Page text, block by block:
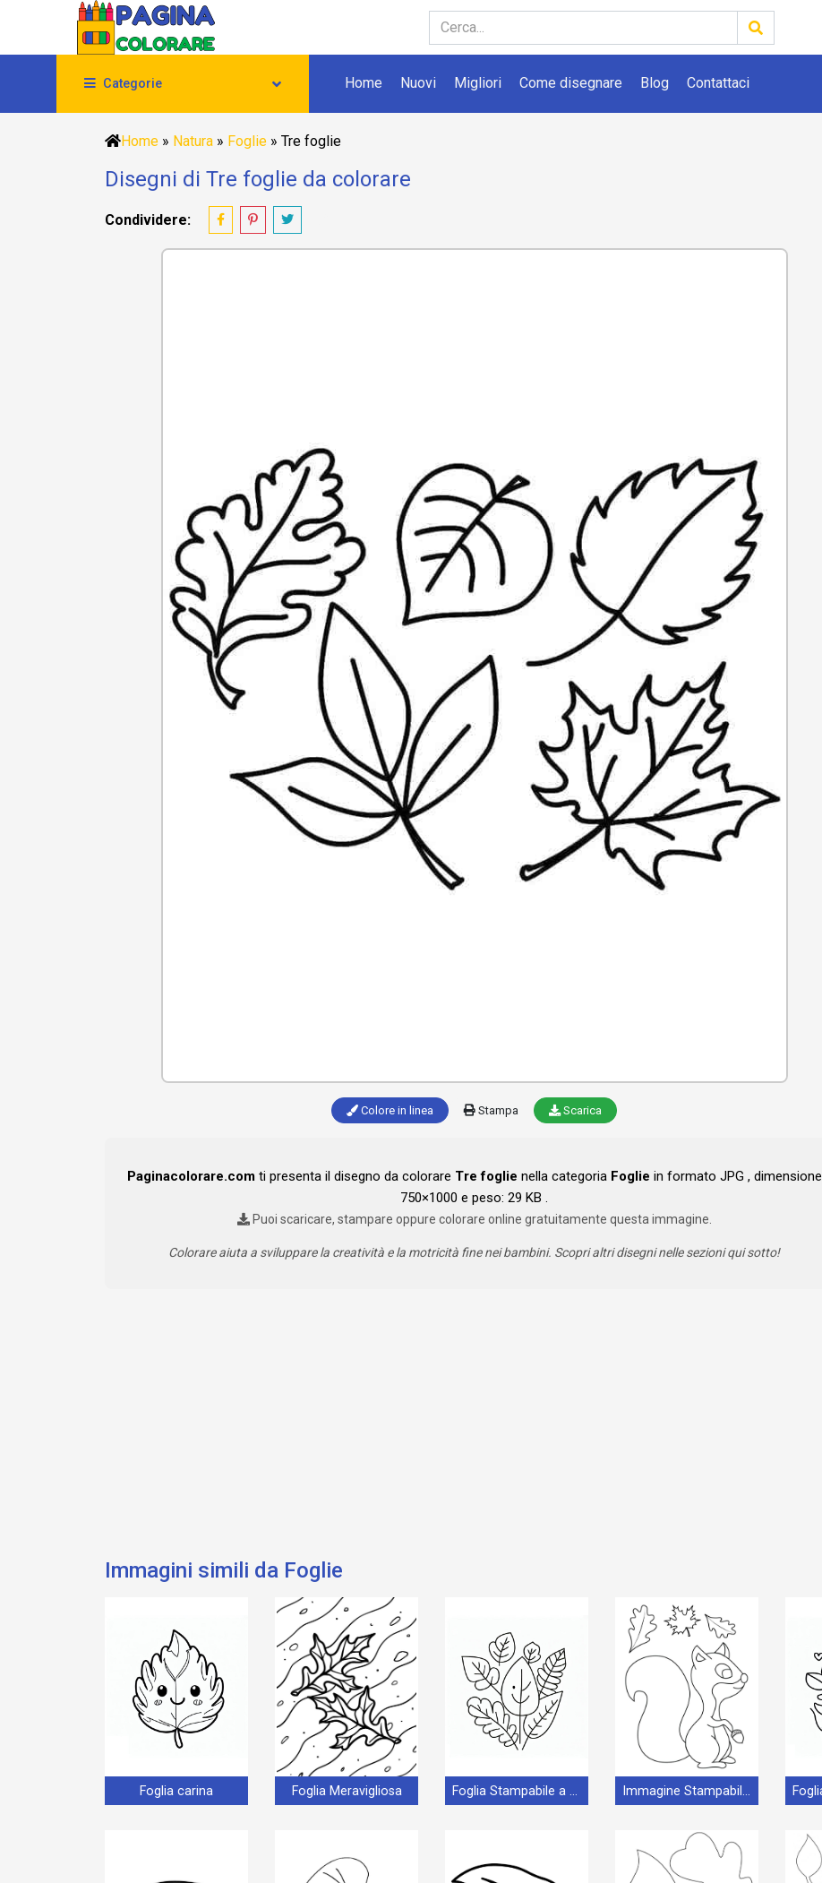
Categorie Home Nuovi Migliori Come disegnare Blog Contattaci
Home » Natura » Foglie » Tre foglie
Disegni di Tre foglie da colorare
Condividere:
Colore in linea Stampa Scarica
Paginacolorare.comti presenta il disegno da colorare Tre foglie nella categoria Foglie in formato JPG , dimensione
750×1000 e peso: 29 KB .
Puoi scaricare, stampare oppure colorare online gratuitamente questa immagine.
Colorare aiuta a sviluppare la creatività e la motricità fine nei bambini. Scopri altri disegni nelle sezioni qui sotto!
Immagini simili da Foglie
Foglia carina Foglia Meravigliosa Foglia Stampabile a Costo Zero Immagine Stampabile Foglia